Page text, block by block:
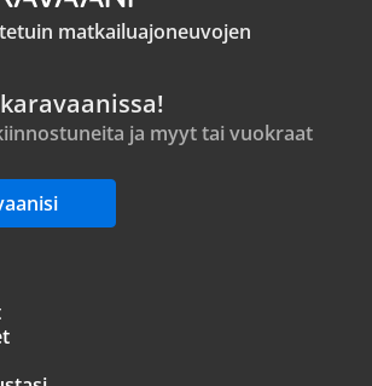
matkailuajoneuvojen
ja myyt tai vuokraat